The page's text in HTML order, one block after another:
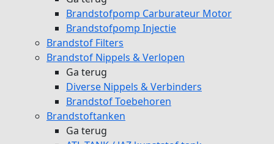
Brandstofpomp Carburateur Motor
Brandstofpomp Injectie
Brandstof Filters
Brandstof Nippels & Verlopen
Ga terug
Diverse Nippels & Verbinders
Brandstof Toebehoren
Brandstoftanken
Ga terug